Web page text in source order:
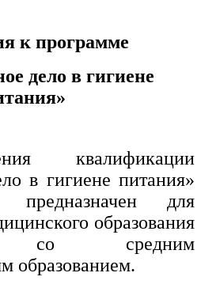
горное дело,
и геодезия
наземного
строительства
и технологии
спорт
к программе
дело в гигиене
квалификации
в гигиене питания»
для
образования
со средним
образованием.